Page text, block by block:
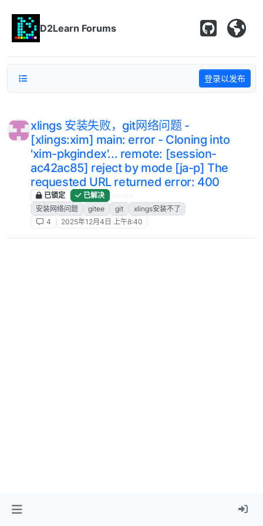
D2Learn Forums
登录以发布
xlings 安装失败，git网络问题 -
[xlings:xim] main: error - Cloning into
'xim-pkgindex'... remote: [session-
ac42ac85] reject by mode [ja-p] The
requested URL returned error: 400
已锁定 已解决
安装网络问题
gitee git
xlings安装不了
4
2025年12月4日 上午8:40